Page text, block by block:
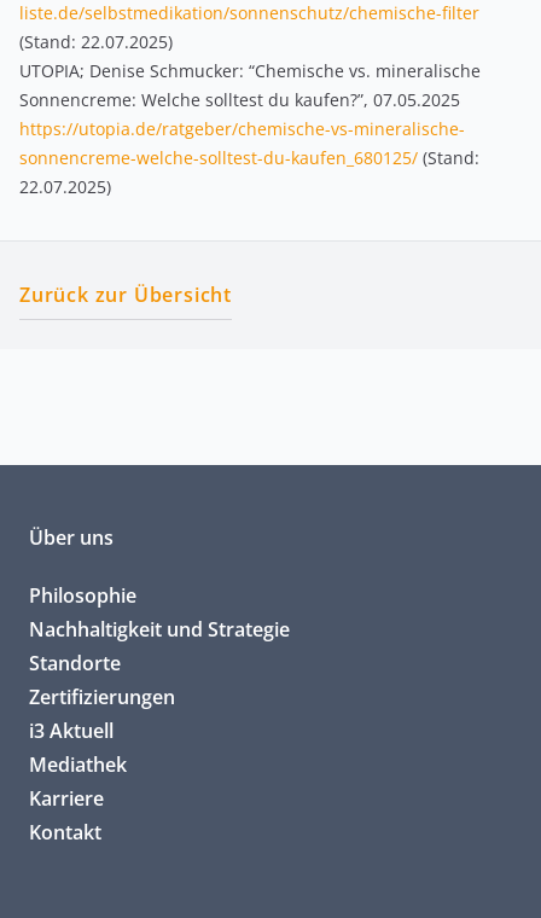
liste.de/selbstmedikation/sonnenschutz/chemische-filter
(Stand: 22.07.2025)
UTOPIA; Denise Schmucker: “Chemische vs. mineralische
Sonnencreme: Welche solltest du kaufen?”, 07.05.2025
https://utopia.de/ratgeber/chemische-vs-mineralische-
sonnencreme-welche-solltest-du-kaufen_680125/ (Stand:
22.07.2025)
Zurück zur Übersicht
Über uns
Philosophie
Nachhaltigkeit und Strategie
Standorte
Zertifizierungen
i3 Aktuell
Mediathek
Karriere
Kontakt